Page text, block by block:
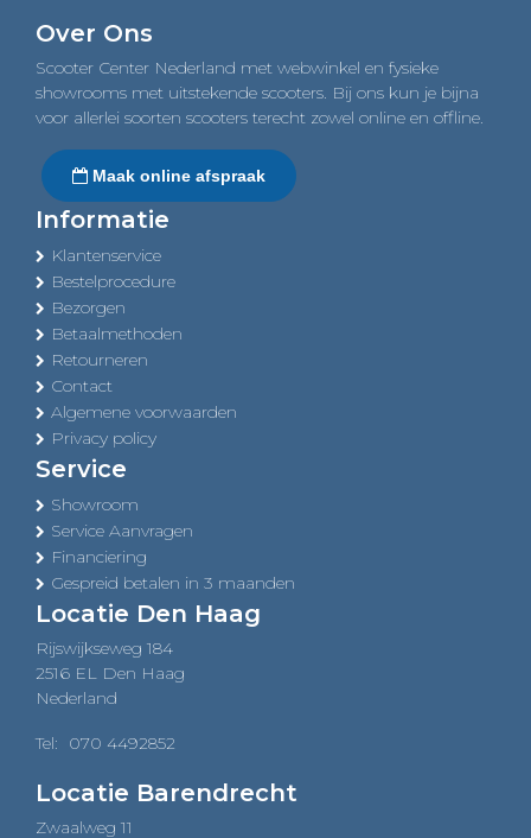
navigation
Over Ons
Scooter Center Nederland met webwinkel en fysieke
showrooms met uitstekende scooters. Bij ons kun je bijna
voor allerlei soorten scooters terecht zowel online en offline.
Maak online afspraak
Informatie
Klantenservice
Bestelprocedure
Bezorgen
Betaalmethoden
Retourneren
Contact
Algemene voorwaarden
Privacy policy
Service
Showroom
Service Aanvragen
Financiering
Gespreid betalen in 3 maanden
Locatie Den Haag
Rijswijkseweg 184
2516 EL Den Haag
Nederland
Tel: 070 4492852
Locatie Barendrecht
Zwaalweg 11